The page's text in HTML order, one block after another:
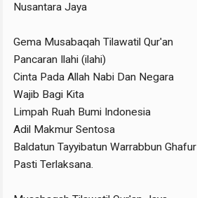
Nusantara Jaya
Gema Musabaqah Tilawatil Qur'an
Pancaran Ilahi (ilahi)
Cinta Pada Allah Nabi Dan Negara
Wajib Bagi Kita
Limpah Ruah Bumi Indonesia
Adil Makmur Sentosa
Baldatun Tayyibatun Warrabbun Ghafur
Pasti Terlaksana.